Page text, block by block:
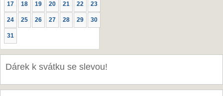
17 18 19 20 21 22 23
24 25 26 27 28 29 30
31
Dárek k svátku se slevou!